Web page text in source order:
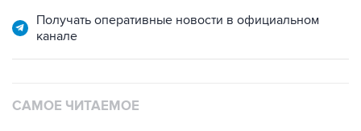
Получать оперативные новости в официальном
канале
САМОЕ ЧИТАЕМОЕ